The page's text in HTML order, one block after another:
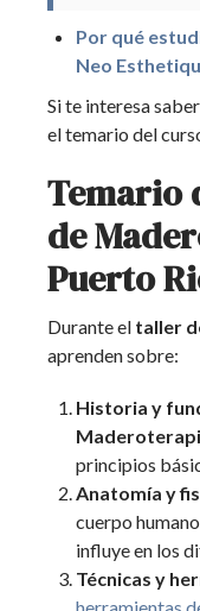
Por qué
Neo
Si te interesa
el temario del
Temario
de
Puerto
Durante el taller
aprenden sobre:
Historia y
principios
Anatomía y
cuerpo
influye en los
Técnicas y